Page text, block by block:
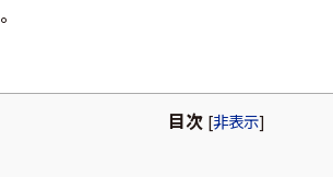
目次 [非表示]